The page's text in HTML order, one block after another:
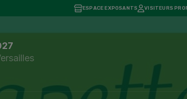
ESPACE EXPOSANTS VISITEURS